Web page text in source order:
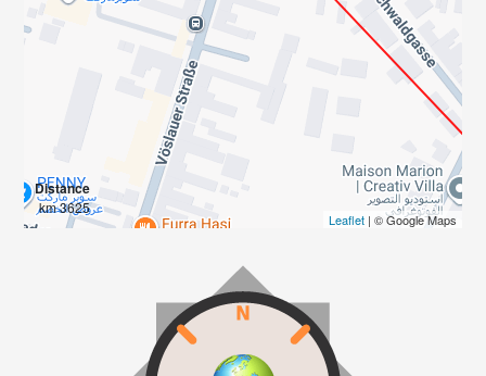
Distance
3625 km
Leaflet| © Google Maps